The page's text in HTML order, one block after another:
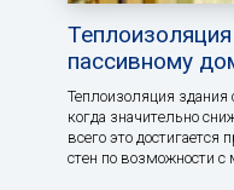
пассивному
Теплоизоляция здания
когда значительно
всего это
стен по возможности